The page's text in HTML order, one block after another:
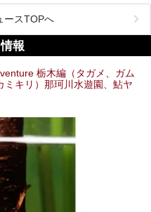
の概要や魅力とともに、おすすめの
ポット、日帰り温泉を順に紹介し
泉旅行とは一味違う旅行体験をして
お風呂をはじめ、リラックスエリア
レストランなど、施設の隅々までチ
ースTOPへ
報
栃木編（タガメ、ガム
ミキリ）那珂川水遊園、鮎ヤ